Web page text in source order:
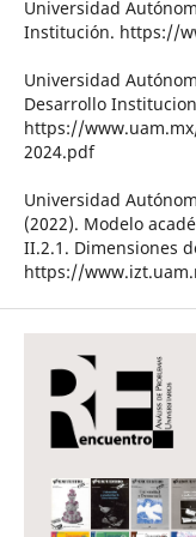
Universidad
Institución. https://
Universidad
Desarrollo
https://
2024.pdf
Universidad
(2022). Modelo
II.2.1. Dimensiones
https://